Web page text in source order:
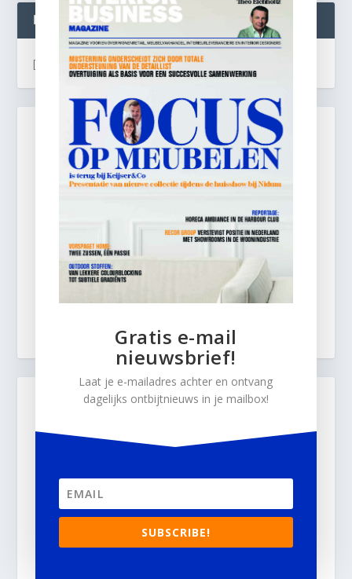
INTERIOR BUSINESS LIVE:
[instagram-feed]
Gratis e-mail
nieuwsbrief!
Laat je e-mailadres achter en ontvang
dagelijks ontbijtnieuws in je mailbox!
SUBSCRIBE!